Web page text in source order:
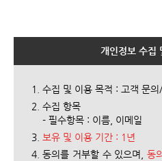
개인정보 수집
수집 및 이용 목적 : 고객 문의
수집 항목
- 필수항목 : 이름, 이메일
보유 및 이용 기간 : 1년
동의를 거부할 수 있으며,동